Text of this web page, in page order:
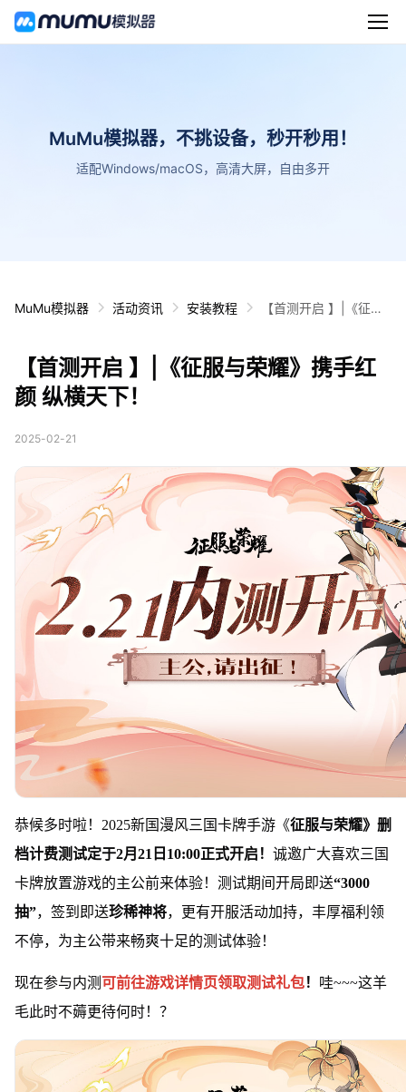
MuMu模拟器，不挑设备，秒开秒用！
适配Windows/macOS，高清大屏，自由多开
MuMu模拟器 活动资讯 安装教程
【首测开启 】|《征服
【首测开启 】|《征服与荣耀》携手红
颜 纵横天下！
2025-02-21
恭候多时啦！2025新国漫风三国卡牌手游《征服与荣耀》删
档计费测试定于2月21日10:00正式开启！ 诚邀广大喜欢三国
卡牌放置游戏的主公前来体验！测试期间开局即送“3000
抽”，签到即送珍稀神将，更有开服活动加持，丰厚福利领
不停，为主公带来畅爽十足的测试体验！
现在参与内测 可前往游戏详情页领取测试礼包！ 哇~~~这羊
毛此时不薅更待何时！？